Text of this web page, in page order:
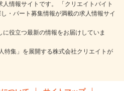
人情報サイトです。 「クリエイトバイト
・パート募集情報が満載の求人情報サイ
役立つ最新の情報をお届けしていま
特集」を展開する株式会社クリエイトが